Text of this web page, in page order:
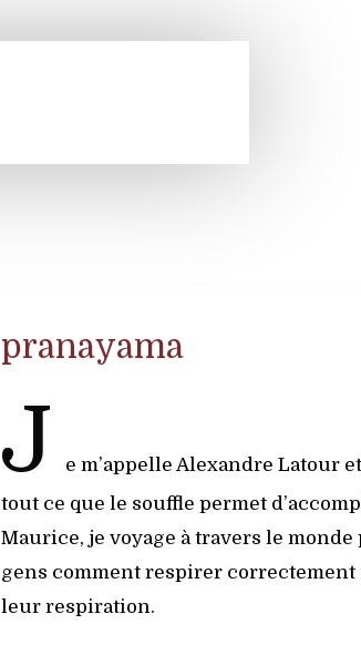
pranayama
J
e m’appelle Alexandre Latour
tout ce que le souffle permet
Maurice, je voyage à travers le
gens comment respirer
leur respiration.